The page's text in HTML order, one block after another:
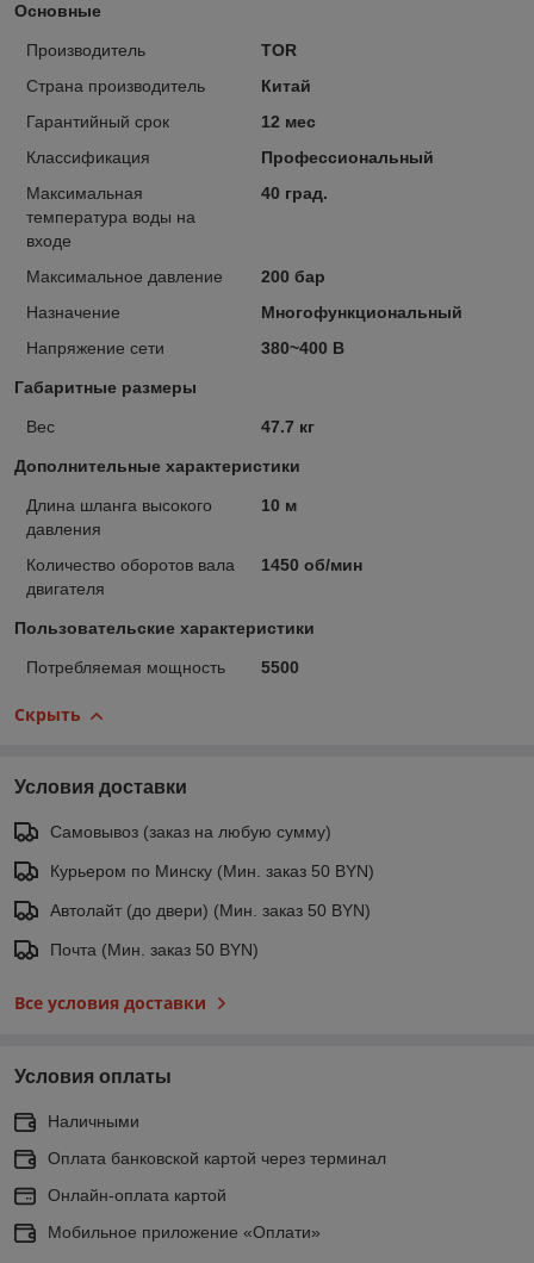
Основные
Производитель
TOR
Страна производитель
Китай
Гарантийный срок
12 мес
Классификация
Профессиональный
Максимальная
температура воды на
входе
40 град.
Максимальное давление
200 бар
Назначение
Многофункциональный
Напряжение сети
380~400 В
Габаритные размеры
Вес 47.7 кг
Дополнительные характеристики
Длина шланга высокого
давления
10 м
Количество оборотов вала
двигателя
1450 об/мин
Пользовательские характеристики
Потребляемая мощность 5500
Скрыть
Условия доставки
Самовывоз (заказ на любую сумму)
Курьером по Минску (Мин. заказ 50 BYN)
Автолайт (до двери) (Мин. заказ 50 BYN)
Почта (Мин. заказ 50 BYN)
Все условия доставки
Условия оплаты
Наличными
Оплата банковской картой через терминал
Онлайн-оплата картой
Мобильное приложение «Оплати»